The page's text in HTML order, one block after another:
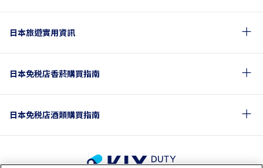
日本旅遊實用資訊
日本免税店香菸購買指南
日本免税店酒類購買指南